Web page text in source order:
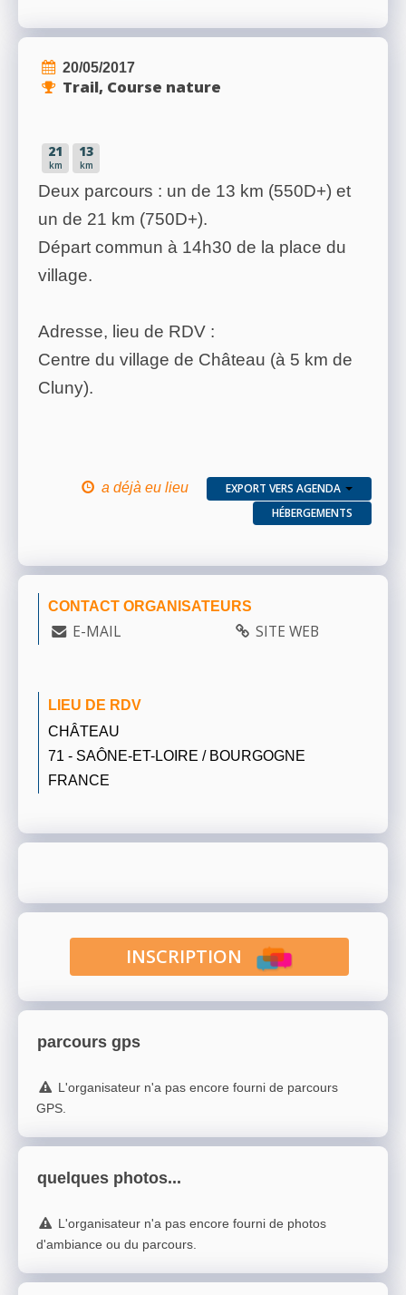
20/05/2017
Trail, Course nature
21
km
13
km
Deux parcours : un de 13 km (550D+) et
un de 21 km (750D+).
Départ commun à 14h30 de la place du
village.
Adresse, lieu de RDV :
Centre du village de Château (à 5 km de
Cluny).
a déjà eu lieu
EXPORT VERS AGENDA
HÉBERGEMENTS
CONTACT ORGANISATEURS
E-MAIL SITE WEB
LIEU DE RDV
CHÂTEAU
71 - SAÔNE-ET-LOIRE / BOURGOGNE
FRANCE
INSCRIPTION
parcours gps
L'organisateur n'a pas encore fourni de parcours
GPS.
quelques photos...
L'organisateur n'a pas encore fourni de photos
d'ambiance ou du parcours.